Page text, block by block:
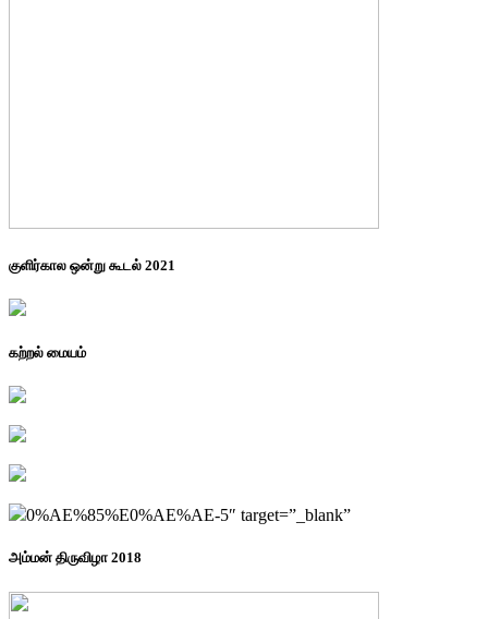
குளிர்கால ஒன்று கூடல் 2021
கற்றல் மையம்
0%AE%85%E0%AE%AE-5″ target=”_blank”
அம்மன் திருவிழா 2018